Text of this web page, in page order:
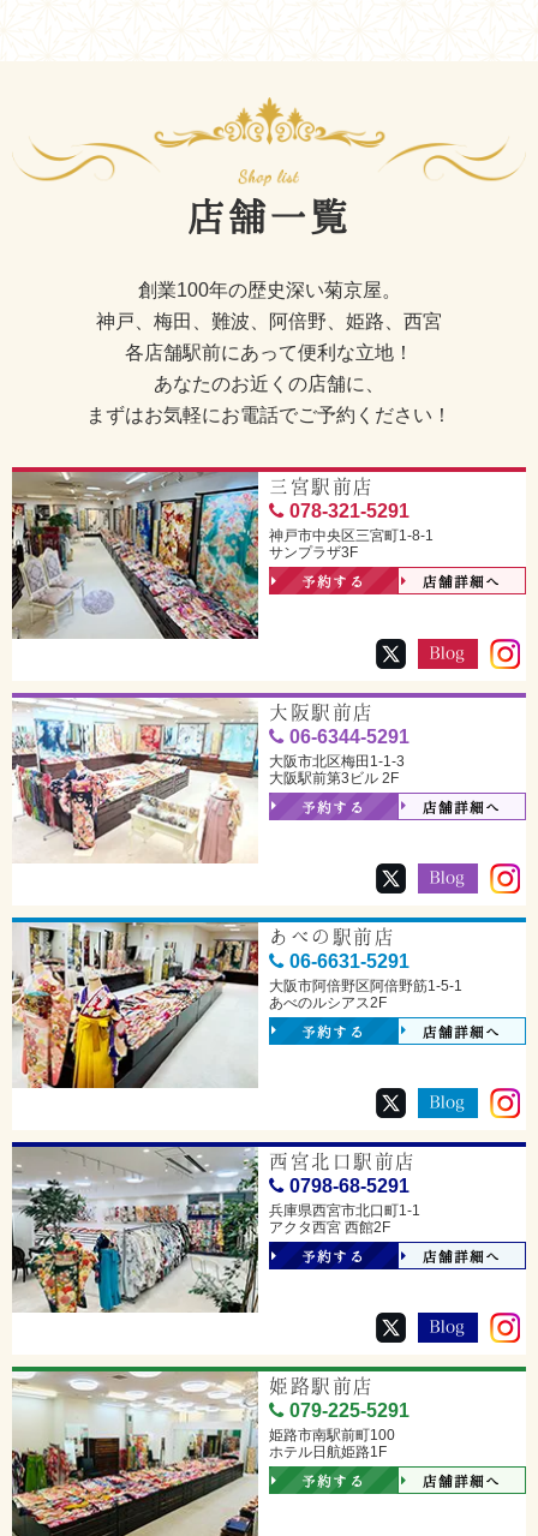
店舗一覧
創業100年の歴史深い菊京屋。
神戸、梅田、難波、阿倍野、姫路、西宮
各店舗駅前にあって便利な立地！
あなたのお近くの店舗に、
まずはお気軽にお電話でご予約ください！
三宮駅前店
078-321-5291
神戸市中央区三宮町1-8-1
サンプラザ3F
予約する 店舗詳細へ
大阪駅前店
06-6344-5291
大阪市北区梅田1-1-3
大阪駅前第3ビル 2F
予約する 店舗詳細へ
あべの駅前店
06-6631-5291
大阪市阿倍野区阿倍野筋1-5-1
あべのルシアス2F
予約する 店舗詳細へ
西宮北口駅前店
0798-68-5291
兵庫県西宮市北口町1-1
アクタ西宮 西館2F
予約する 店舗詳細へ
姫路駅前店
079-225-5291
姫路市南駅前町100
ホテル日航姫路1F
予約する 店舗詳細へ